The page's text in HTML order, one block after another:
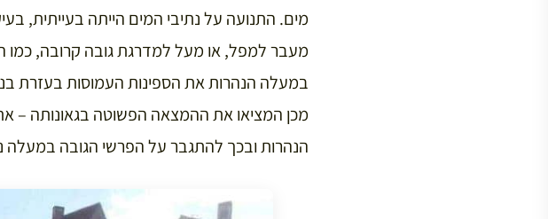
מים. התנועה על נתיבי המים הייתה בעייתית,
מעבר למפל, או מעל למדרגת גובה קרובה,
במעלה הנהרות את הספינות העמוסות בעזרת
מכן המציאו את ההמצאה הפשוטה בגאונותה –
הנהרות ובכך להתגבר על הפרשי הגובה במעלה